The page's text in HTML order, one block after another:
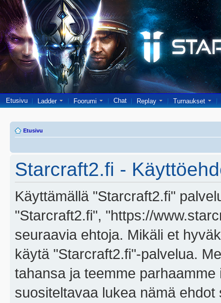
Etusivu Ladder Foorumi Chat Replay Turnaukset
Etusivu
Starcraft2.fi -
Käyttämällä "Starcraft2.fi"
"Starcraft2.fi", "https://
seuraavia ehtoja. Mikäli et
käytä "Starcraft2.fi"-palvelua.
tahansa ja teemme
suositeltavaa lukea nämä